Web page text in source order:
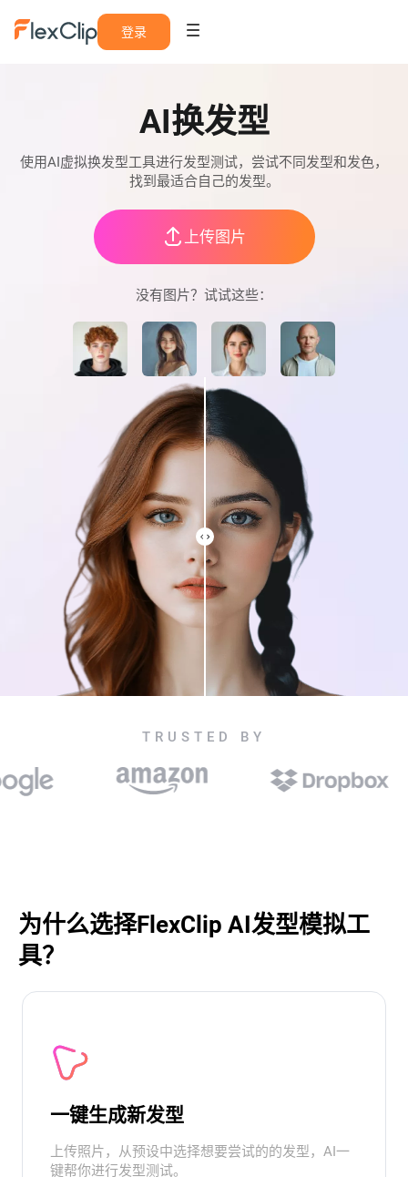
登录
AI换发型
使用AI虚拟换发型工具进行发型测试，尝试不同发型和发色，
找到最适合自己的发型。
上传图片
没有图片？试试这些：
TRUSTED BY
为什么选择FlexClip AI发型模拟工
具？
一键生成新发型
上传照片，从预设中选择想要尝试的的发型，AI一
键帮你进行发型测试。